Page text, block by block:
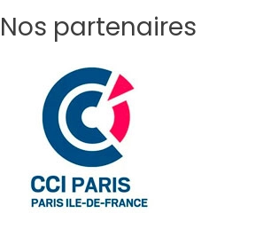
Nos partenaires